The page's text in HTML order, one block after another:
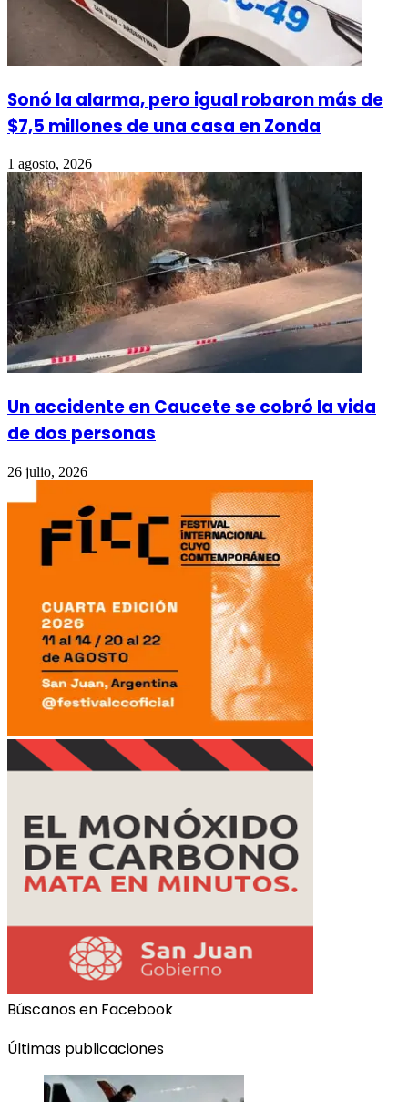
Sonó la alarma, pero igual robaron más de
$7,5 millones de una casa en Zonda
1 agosto, 2026
Un accidente en Caucete se cobró la vida
de dos personas
26 julio, 2026
Búscanos en Facebook
Últimas publicaciones